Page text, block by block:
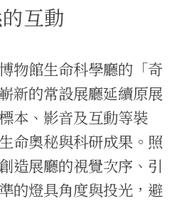
互動
物館生命科學廳的「奇
新的常設展廳延續原展
本、影音及互動等裝
命奧秘與科研成果。照
造展廳的視覺次序、引
的燈具角度與投光，避